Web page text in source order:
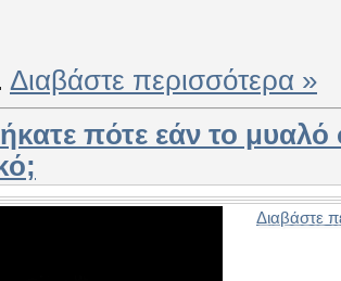
Διαβάστε περισσότερα »
πότε εάν το μυαλό
Διαβάστε